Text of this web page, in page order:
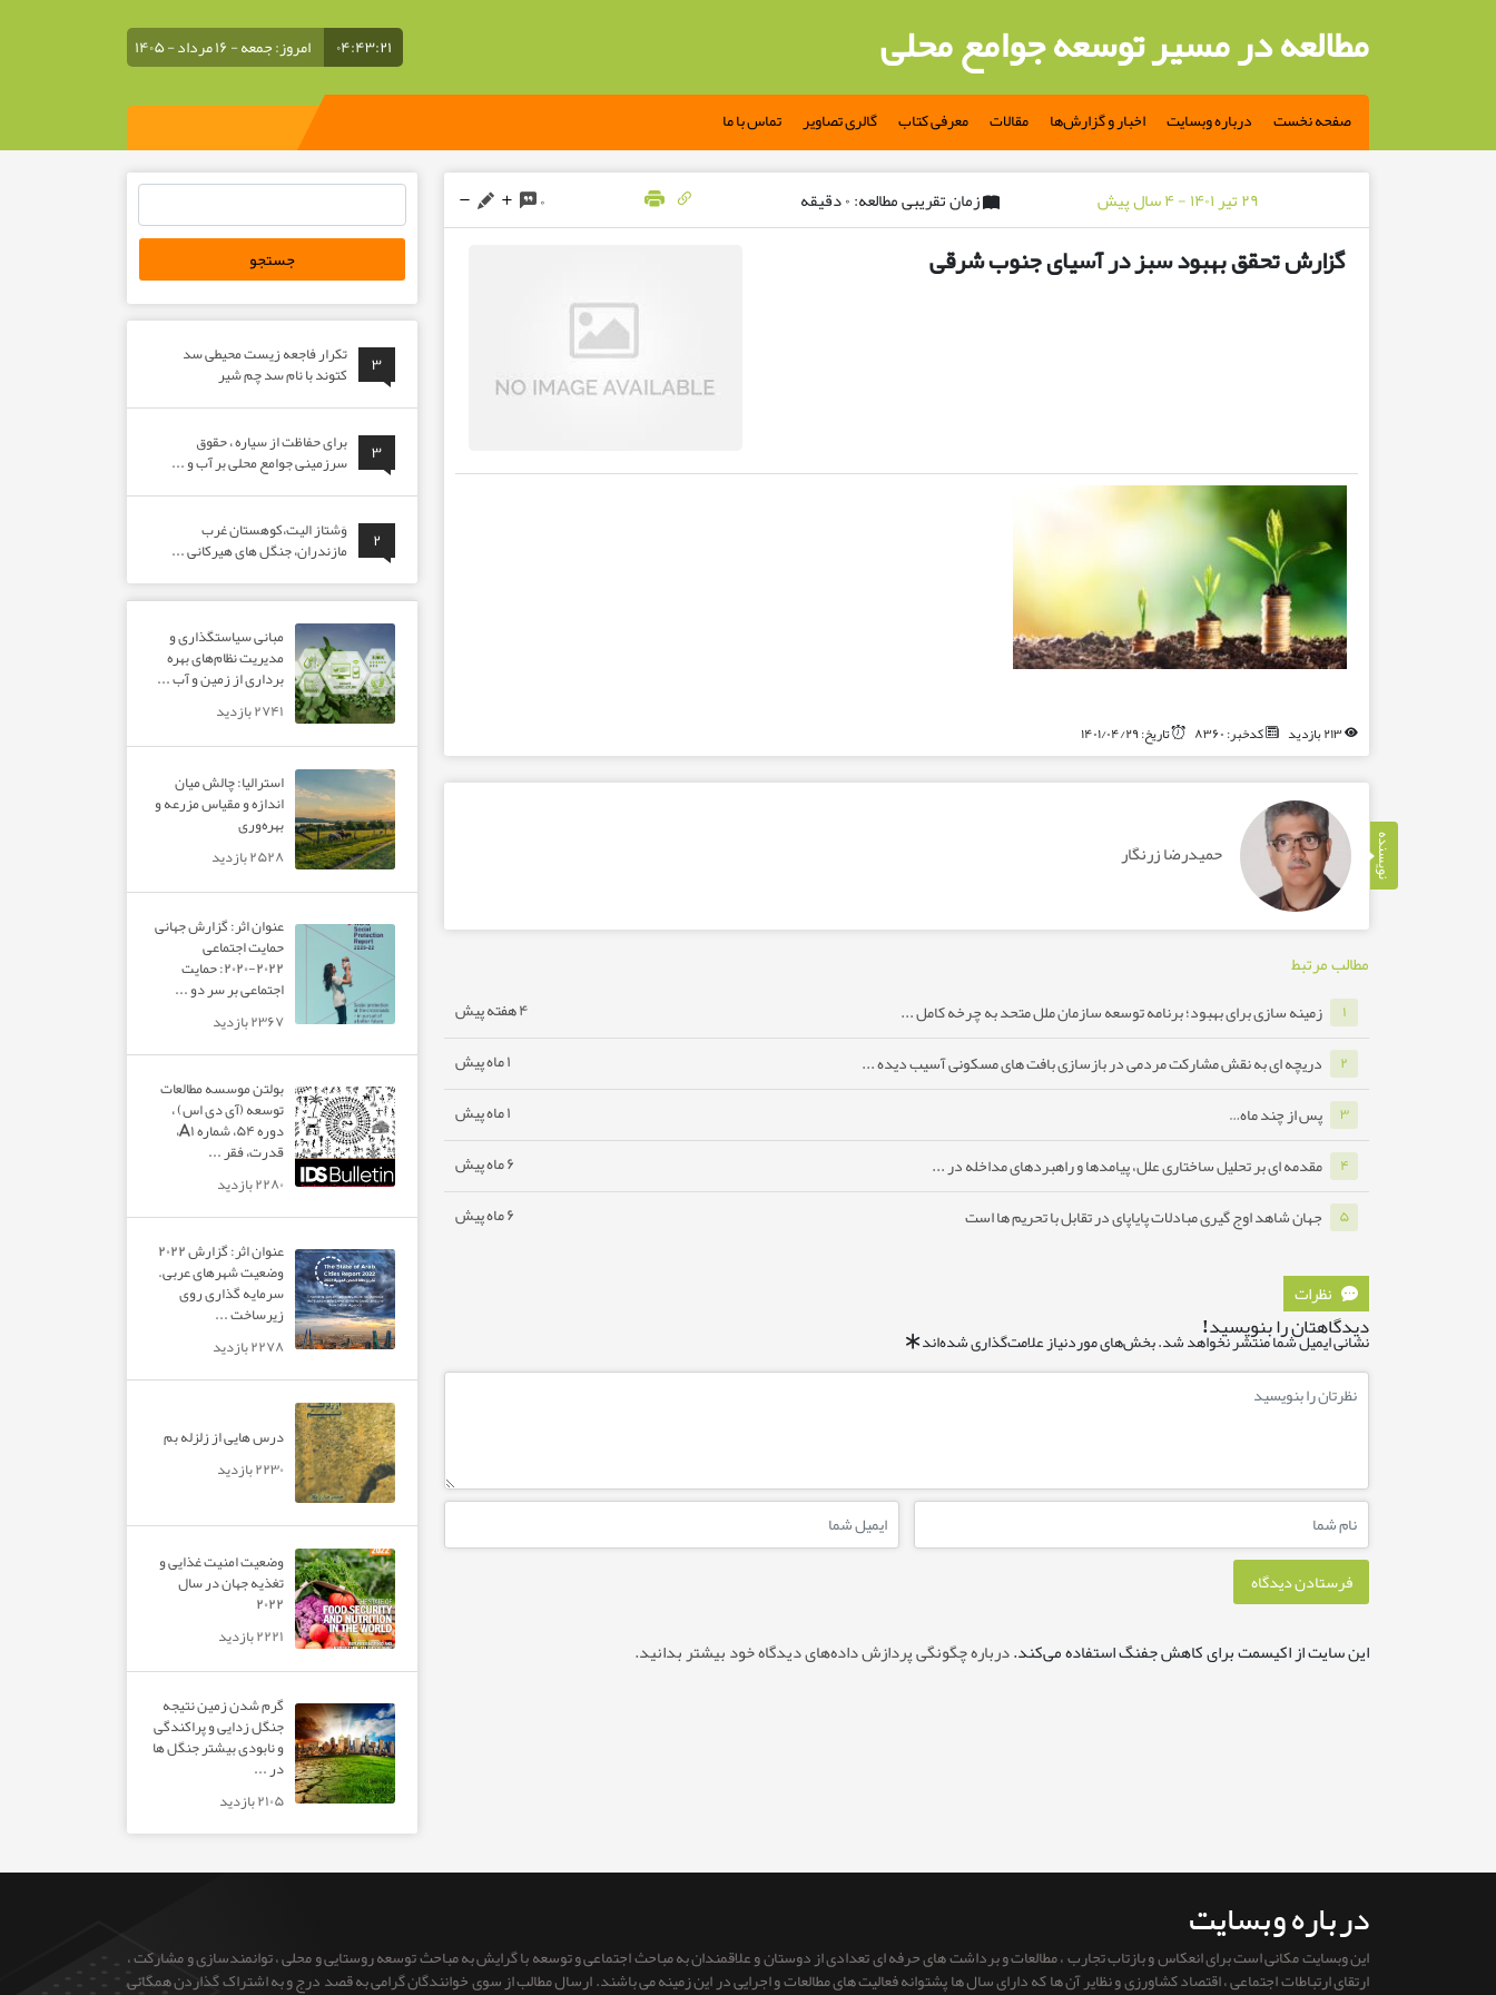
مطالعه در مسیر توسعه جوامع محلی ۰۴:۴۳:۲۱ امروز: جمعه - ۱۶ مرداد - ۱۴۰۵
صفحه نخست درباره وبسایت اخبار و گزارش‌ها مقالات معرفی کتاب گالری تصاویر تماس با ما
۲۹ تیر ۱۴۰۱ - ۴ سال پیش زمان تقریبی مطالعه: ۰ دقیقه ۰
گزارش تحقق بهبود سبز در آسیای جنوب شرقی
کدخبر: ۸۳۶۰ تاریخ: ۱۴۰۱/۰۴/۲۹
نویسنده حمیدرضا زرنگار
مطالب مرتبط
۱ زمینه سازی برای بهبود؛ برنامه توسعه سازمان ملل متحد به چرخه کامل ... ۴ هفته پیش
۲ دریچه ای به نقش مشارکت مردمی در بازسازی بافت های مسکونی آسیب دیده ... ۱ ماه پیش
۳ پس از چند ماه… ۱ ماه پیش
۴ مقدمه ای بر تحلیل ساختاری علل، پیامدها و راهبردهای مداخله در ... ۶ ماه پیش
۵ جهان شاهد اوج گیری مبادلات پایاپای در تقابل با تحریم ها است ۶ ماه پیش
نظرات
دیدگاهتان را بنویسید!
نشانی ایمیل شما منتشر نخواهد شد. بخش‌های موردنیاز علامت‌گذاری شده‌اند*
این سایت از اکیسمت برای کاهش جفنگ استفاده می‌کند. درباره چگونگی پردازش داده‌های دیدگاه خود بیشتر بدانید.
۳
تکرار فاجعه زیست محیطی سد
کتوند با نام سد چم شیر
۳
برای حفاظت از سیاره ، حقوق
سرزمینی جوامع محلی بر آب و ...
۲
وَشتاز الیت،کوهستان غرب
مازندران، جنگل های هیرکانی ...
مبانی سیاستگذاری و
مدیریت نظام‌های بهره‌
برداری از زمین و آب ...
۲۷۴۱ بازدید
استرالیا: چالش میان
اندازه و مقیاس مزرعه و
بهره‌وری
۲۵۲۸ بازدید
عنوان اثر: گزارش جهانی
حمایت اجتماعی
۲۰۲۲-۲۰۲۰: حمایت
اجتماعی بر سر دو ...
۲۳۶۷ بازدید
بولتن موسسه مطالعات
توسعه (آی دی اس) ،
دوره ۵۴، شماره A۱،
قدرت، فقر ...
۲۲۸۰ بازدید
عنوان اثر: گزارش ۲۰۲۲
وضعیت شهرهای عربی.
سرمایه گذاری روی
زیرساخت ...
۲۲۷۸ بازدید
درس هایی از زلزله بم
۲۲۳۰ بازدید
وضعیت امنیت غذایی و
تغذیه جهان در سال
۲۰۲۲
۲۲۲۱ بازدید
گرم شدن زمین نتیجه
جنگل زدایی و پراکندگی
و نابودی بیشتر جنگل ها
در ...
۲۱۰۵ بازدید
درباره وبسایت
این وبسایت مکانی است برای انعکاس و بازتاب تجارب ، مطالعات و برداشت های حرفه ای تعدادی از دوستان و علاقمندان به مباحث اجتماعی و توسعه با گرایش به مباحث توسعه روستایی و محلی ، توانمندسازی و مشارکت ،
ارتقای ارتباطات اجتماعی ، اقتصاد کشاورزی و نظایر آن ها که دارای سال ها پشتوانه فعالیت های مطالعات و اجرایی در این زمینه می باشند. ارسال مطالب از سوی خوانندگان گرامی به قصد درج و به اشتراک گذاردن همگانی